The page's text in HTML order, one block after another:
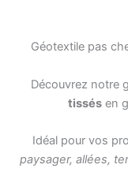
Géotextile pas
Découvrez notre
tissésen
Idéal pour vos
paysager, allées,